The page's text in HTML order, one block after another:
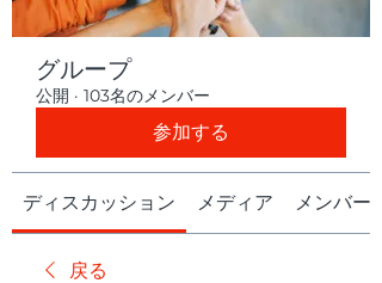
グループ
公開 · 103名のメンバー
参加する
ディスカッション メディア メンバー
戻る